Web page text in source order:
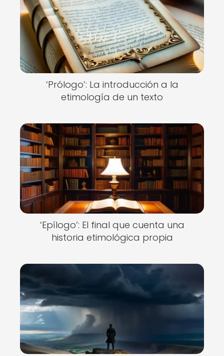
‘Prólogo’: La introducción a la
etimología de un texto
‘Epílogo’: El final que cuenta una
historia etimológica propia